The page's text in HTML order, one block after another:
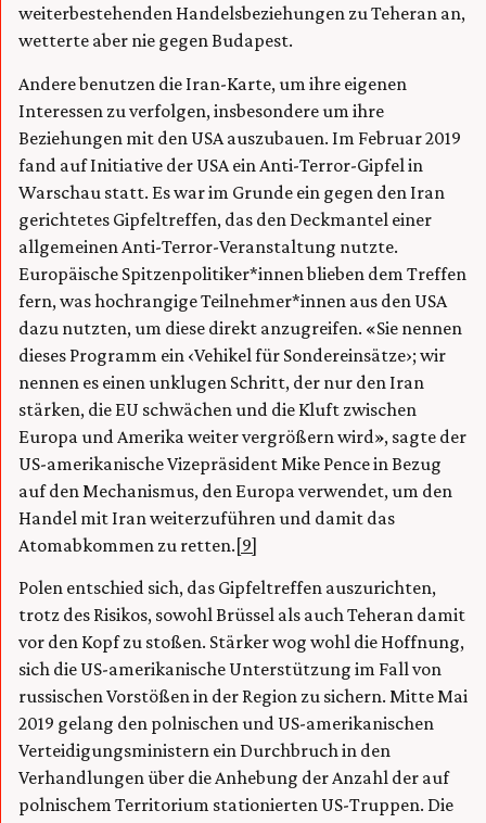
weiterbestehenden Handelsbeziehungen zu Teheran an,
wetterte aber nie gegen Budapest.
Andere benutzen die Iran-Karte, um ihre eigenen
Interessen zu verfolgen, insbesondere um ihre
Beziehungen mit den USA auszubauen. Im Februar 2019
fand auf Initiative der USA ein Anti-Terror-Gipfel in
Warschau statt. Es war im Grunde ein gegen den Iran
gerichtetes Gipfeltreffen, das den Deckmantel einer
allgemeinen Anti-Terror-Veranstaltung nutzte.
Europäische Spitzenpolitiker*innen blieben dem Treffen
fern, was hochrangige Teilnehmer*innen aus den USA
dazu nutzten, um diese direkt anzugreifen. «Sie nennen
dieses Programm ein ‹Vehikel für Sondereinsätze›; wir
nennen es einen unklugen Schritt, der nur den Iran
stärken, die EU schwächen und die Kluft zwischen
Europa und Amerika weiter vergrößern wird», sagte der
US-amerikanische Vizepräsident Mike Pence in Bezug
auf den Mechanismus, den Europa verwendet, um den
Handel mit Iran weiterzuführen und damit das
Atomabkommen zu retten.[9]
Polen entschied sich, das Gipfeltreffen auszurichten,
trotz des Risikos, sowohl Brüssel als auch Teheran damit
vor den Kopf zu stoßen. Stärker wog wohl die Hoffnung,
sich die US-amerikanische Unterstützung im Fall von
russischen Vorstößen in der Region zu sichern. Mitte Mai
2019 gelang den polnischen und US-amerikanischen
Verteidigungsministern ein Durchbruch in den
Verhandlungen über die Anhebung der Anzahl der auf
polnischem Territorium stationierten US-Truppen. Die